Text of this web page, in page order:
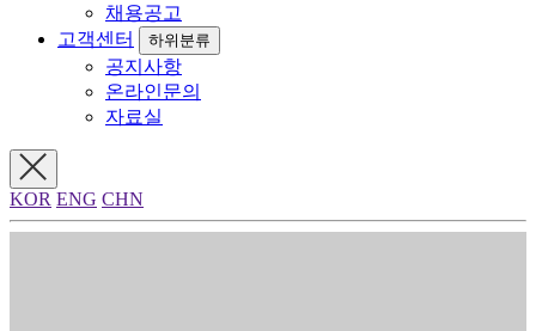
채용공고
고객센터
하위분류
공지사항
온라인문의
자료실
KOR ENG CHN